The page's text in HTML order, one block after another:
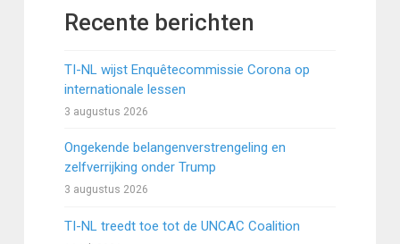
Recente berichten
TI-NL wijst Enquêtecommissie Corona op
internationale lessen
3 augustus 2026
Ongekende belangenverstrengeling en
zelfverrijking onder Trump
3 augustus 2026
TI-NL treedt toe tot de UNCAC Coalition